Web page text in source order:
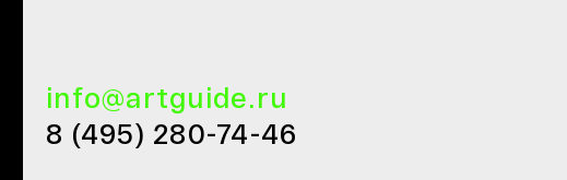
info@artguide.ru
8 (495) 280-74-46